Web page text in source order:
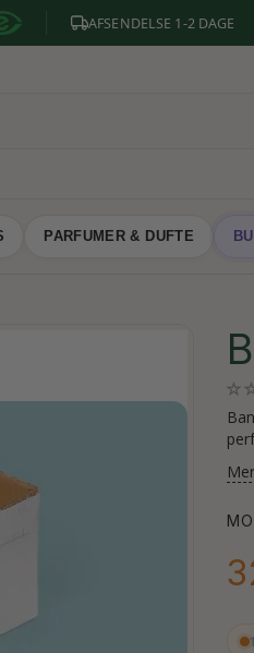
AFSENDELSE 1-2 DAGE
PARFUMER & DUFTE